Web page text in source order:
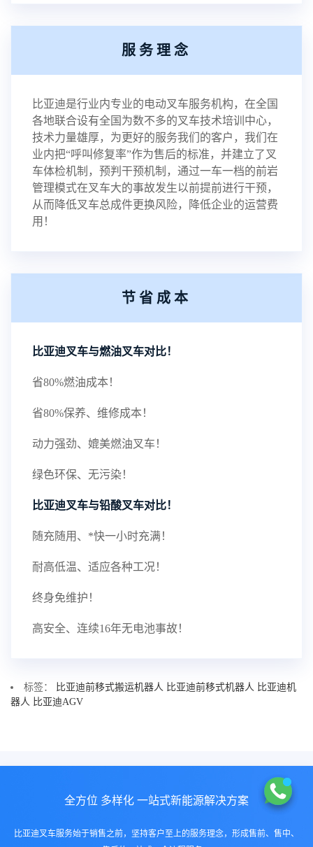
服务理念
比亚迪是行业内专业的电动叉车服务机构，在全国
各地联合设有全国为数不多的叉车技术培训中心，
技术力量雄厚，为更好的服务我们的客户，我们在
业内把“呼叫修复率”作为售后的标准，并建立了叉
车体检机制，预判干预机制，通过一车一档的前岩
管理模式在叉车大的事故发生以前提前进行干预，
从而降低叉车总成件更换风险，降低企业的运营费
用！
节省成本
比亚迪叉车与燃油叉车对比！
省80%燃油成本！
省80%保养、维修成本！
动力强劲、媲美燃油叉车！
绿色环保、无污染！
比亚迪叉车与铅酸叉车对比！
随充随用、*快一小时充满！
耐高低温、适应各种工况！
终身免维护！
高安全、连续16年无电池事故！
标签： 比亚迪前移式搬运机器人 比亚迪前移式机器人 比亚迪机
器人 比亚迪AGV
全方位 多样化 一站式新能源解决方案
比亚迪叉车服务始于销售之前，坚持客户至上的服务理念，形成售前、售中、